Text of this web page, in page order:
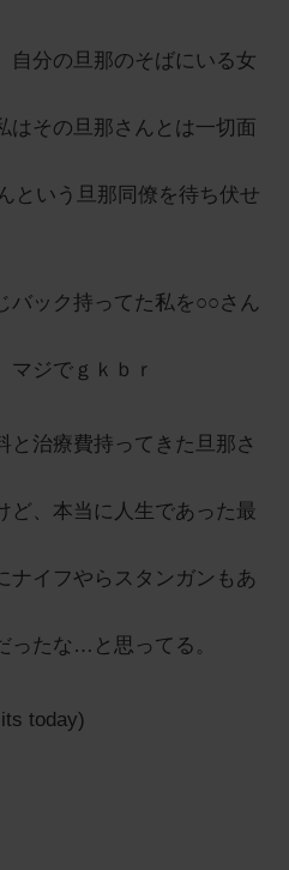
自分の旦那のそばにいる女
はその旦那さんとは一切面
という旦那同僚を待ち伏せ
バック持ってた私を○○さん
マジでｇｋｂｒ
と治療費持ってきた旦那さ
ど、本当に人生であった最
ナイフやらスタンガンもあ
ったな…と思ってる。
today)